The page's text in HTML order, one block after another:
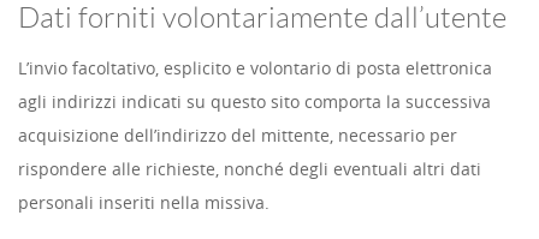
Dati forniti volontariamente dall’utente
L’invio facoltativo, esplicito e volontario di posta elettronica
agli indirizzi indicati su questo sito comporta la successiva
acquisizione dell’indirizzo del mittente, necessario per
rispondere alle richieste, nonché degli eventuali altri dati
personali inseriti nella missiva.